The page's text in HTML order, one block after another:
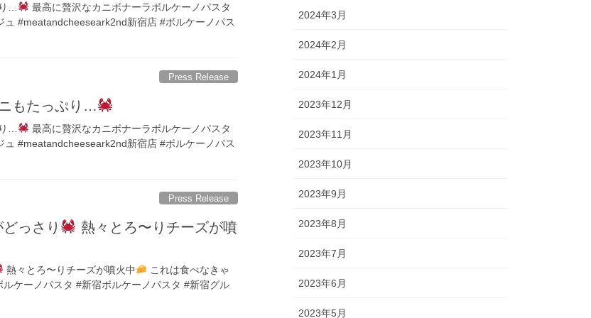
…
最高に贅沢なカニボナーラボルケーノパスタ
#meatandcheeseark2nd新宿店 #ボルケーノパス
Press Release
もたっぷり…
…
最高に贅沢なカニボナーラボルケーノパスタ
#meatandcheeseark2nd新宿店 #ボルケーノパス
Press Release
っさり
熱々とろ〜りチーズが噴
熱々とろ〜りチーズが噴火中
これは食べなきゃ
ケーノパスタ #新宿ボルケーノパスタ #新宿グル
2024年3月
2024年2月
2024年1月
2023年12月
2023年11月
2023年10月
2023年9月
2023年8月
2023年7月
2023年6月
2023年5月